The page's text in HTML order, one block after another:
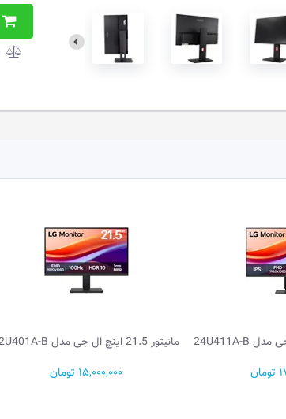
مانیتور گیمینگ 27.0 اینچ ردراگون مدل MIR...
30,400,000 تومان